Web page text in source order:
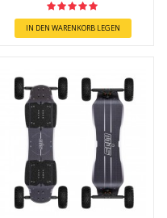
IN DEN WARENKORB LEGEN